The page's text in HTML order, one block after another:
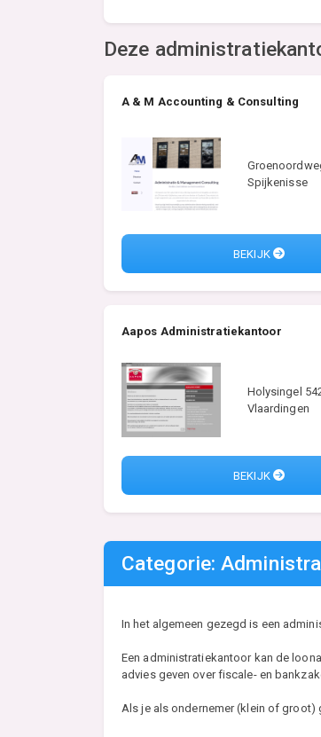
Deze
A & M Accounting & Consulting
Spijkenisse
BEKIJK
Aapos Administratiekantoor
Holysingel
Vlaardingen
BEKIJK
Categorie:
In het algemeen gezegd is een
Een administratiekantoor kan de
advies geven over fiscale- en
Als je als ondernemer (klein of groot)